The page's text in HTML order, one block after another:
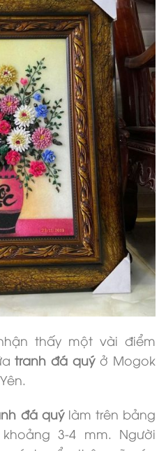
thấy một vài điểm
tranh đá quýở Mogok
đá quýlàm trên bảng
3-4 mm. Người